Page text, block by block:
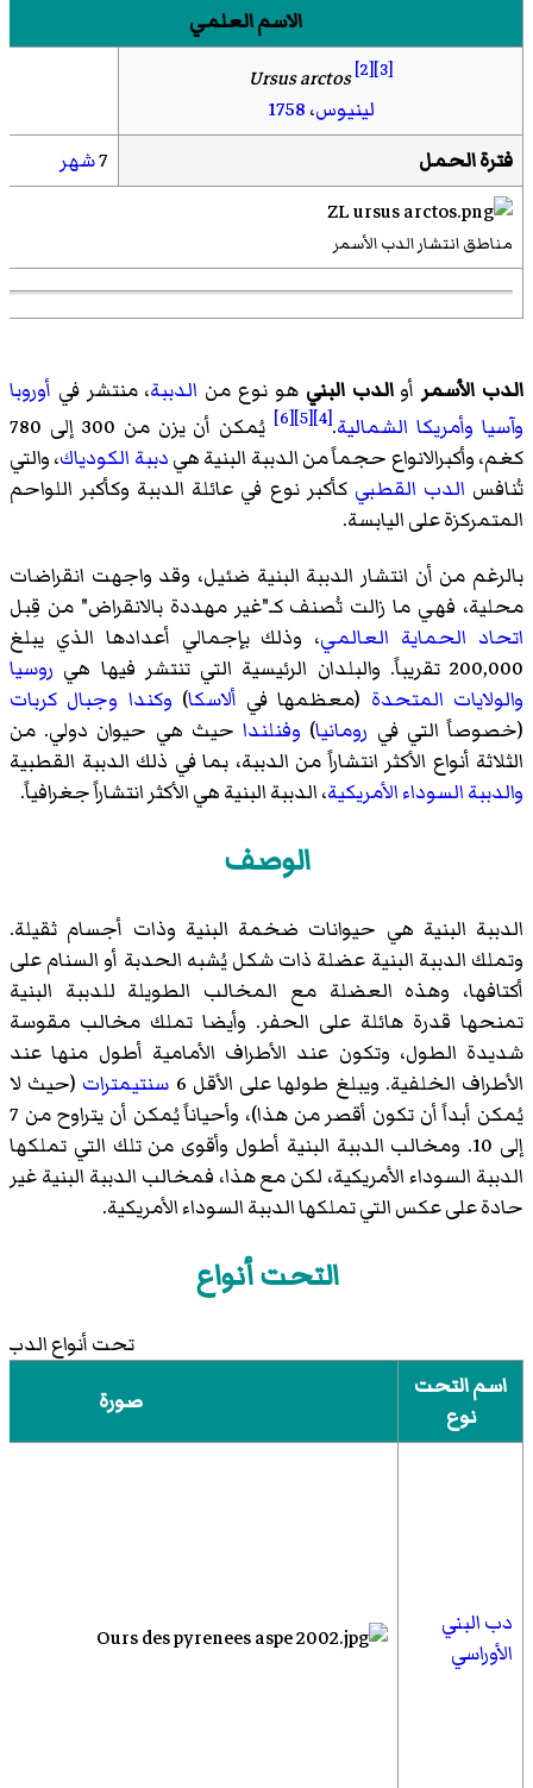
الاسم العلمي
Ursus arctos[2][3]
لينيوس،1758
فترة الحمل
7شهر
مناطق انتشار الدب الأسمر
الدب الأسمر أوالدب البني هو نوع من الدببة، منتشر في أوروبا
وآسيا وأمريكا الشمالية.
[4]
[5]
[6]
يُمكن أن يزن من 300 إلى 780
كغم، وأكبرالانواع حجماً من الدببة البنية هيدببة الكودياك، والتي
تُنافس الدب القطبي كأكبر نوع في عائلة الدببة وكأكبر اللواحم
المتمركزة على اليابسة.
بالرغم من أن انتشار الدببة البنية ضئيل، وقد واجهت انقراضات
محلية، فهي ما زالت تُصنف كـ"غير مهددة بالانقراض" من قِبل
اتحاد الحماية العالمي، وذلك بإجمالي أعدادها الذي يبلغ
200,000 تقريباً. والبلدان الرئيسية التي تنتشر فيها هي
روسيا
والولايات المتحدة (معظمها في ألاسكا) وكندا وجبال كربات
(خصوصاً التي في رومانيا) وفنلنداحيث هي حيوان دولي. من
الثلاثة أنواع الأكثر انتشاراً من الدببة، بما في ذلك الدببة القطبية
والدببة السوداء الأمريكية، الدببة البنية هي الأكثر انتشاراً جغرافياً.
الوصف
الدببة البنية هي حيوانات ضخمة البنية وذات أجسام ثقيلة.
وتملك الدببة البنية عضلة ذات شكل يُشبه الحدبة أو السنام على
أكتافها، وهذه العضلة مع المخالب الطويلة للدببة البنية
تمنحها قدرة هائلة على الحفر. وأيضا تملك مخالب مقوسة
شديدة الطول، وتكون عند الأطراف الأمامية أطول منها عند
الأطراف الخلفية. ويبلغ طولها على الأقل 6
سنتيمترات (حيث لا
يُمكن أبداً أن تكون أقصر من هذا)، وأحياناً يُمكن أن يتراوح من 7
إلى 10. ومخالب الدببة البنية أطول وأقوى من تلك التي تملكها
الدببة السوداء الأمريكية، لكن مع هذا، فمخالب الدببة البنية غير
حادة على عكس التي تملكها الدببة السوداء الأمريكية.
التحت أنواع
تحت أنواع الدب
اسم التحت
نوع
صورة
دب البني
الأوراسي